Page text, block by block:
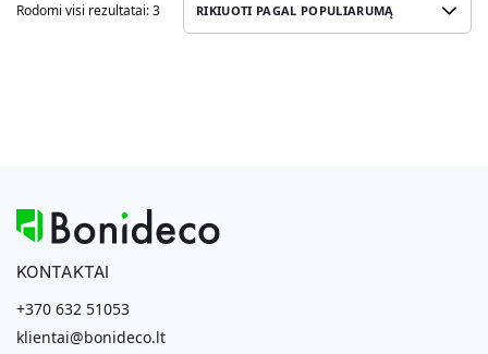
Rodomi visi rezultatai: 3
KONTAKTAI
+370 632 51053
klientai@bonideco.lt